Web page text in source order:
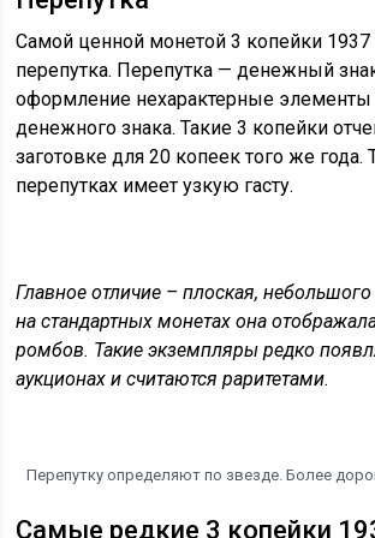
Самой ценной монетой 3 копейки 1937
перепутка. Перепутка — денежный
оформление нехарактерные элементы
денежного знака. Такие 3 копейки
заготовке для 20 копеек того же года.
перепутках имеет узкую гасту.
Главное отличие – плоская,
на стандартных монетах она
ромбов. Такие экземпляры редко
аукционах и считаются раритетами.
Перепутку определяют по звезде. Более
Самые редкие 3 копейки